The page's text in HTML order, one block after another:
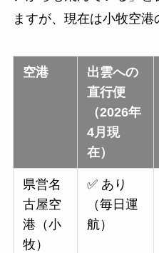
ますが、現在は小牧空港
空港
出雲への
直行便
（2026年
4月現
在）
県営名
古屋空
港（小
牧）
✅ あり
（毎日運
航）